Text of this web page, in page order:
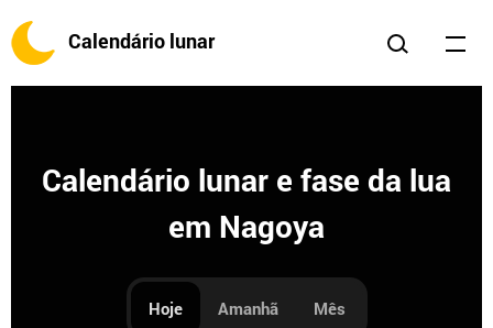
Calendário lunar
Calendário lunar e fase da lua
em Nagoya
Hoje Amanhã Mês